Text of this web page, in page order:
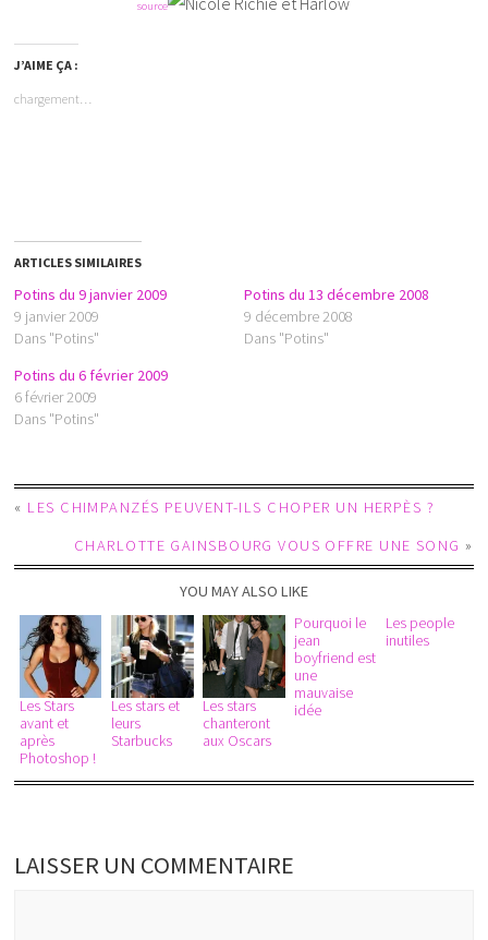
source
J’AIME ÇA :
chargement…
ARTICLES SIMILAIRES
Potins du 9 janvier 2009
9 janvier 2009
Dans "Potins"
Potins du 13 décembre 2008
9 décembre 2008
Dans "Potins"
Potins du 6 février 2009
6 février 2009
Dans "Potins"
« LES CHIMPANZÉS PEUVENT-ILS CHOPER UN HERPÈS ?
CHARLOTTE GAINSBOURG VOUS OFFRE UNE SONG »
YOU MAY ALSO LIKE
Les Stars
avant et
après
Photoshop !
Les stars et
leurs
Starbucks
Les stars
chanteront
aux Oscars
Pourquoi le
jean
boyfriend est
une
mauvaise
idée
Les people
inutiles
LAISSER UN COMMENTAIRE